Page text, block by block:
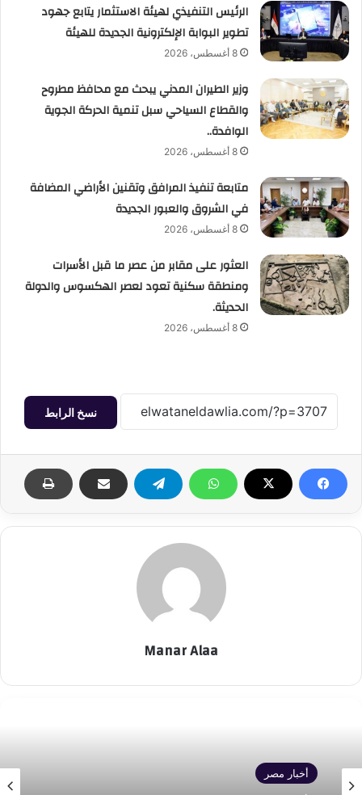
الرئيس التنفيذي لهيئة الاستثمار يتابع جهود
تطوير البوابة الإلكترونية الجديدة للهيئة
8 أغسطس، 2026
وزير الطيران المدني يبحث مع محافظ مطروح
والقطاع السياحي سبل تنمية الحركة الجوية
الوافدة..
8 أغسطس، 2026
متابعة تنفيذ المرافق وتقنين الأراضي المضافة
في الشروق والعبور الجديدة
8 أغسطس، 2026
العثور على مقابر من عصر ما قبل الأسرات
ومنطقة سكنية تعود لعصر الهكسوس والدولة
الحديثة.
8 أغسطس، 2026
نسخ الرابط
Manar Alaa
أخبار مصر